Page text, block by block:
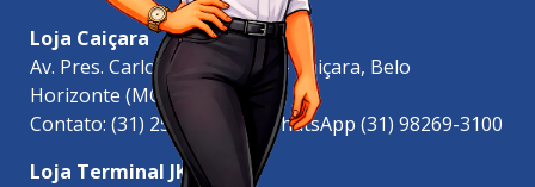
Loja Caiçara
Av. Pres. Carlos Luz, nº 1565 - Caiçara, Belo
Horizonte (MG)
Contato: (31) 2531-9300 | WhatsApp (31) 98269-3100
Loja Terminal JK